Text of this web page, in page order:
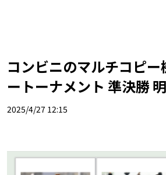
コンビニのマルチコピ
ートーナメント 準決勝
2025/4/27 12:15